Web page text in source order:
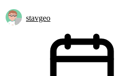
stavgeo